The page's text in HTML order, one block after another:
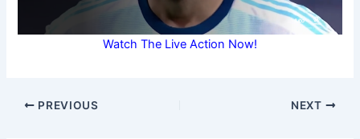
Watch The Live Action Now!
PREVIOUS NEXT